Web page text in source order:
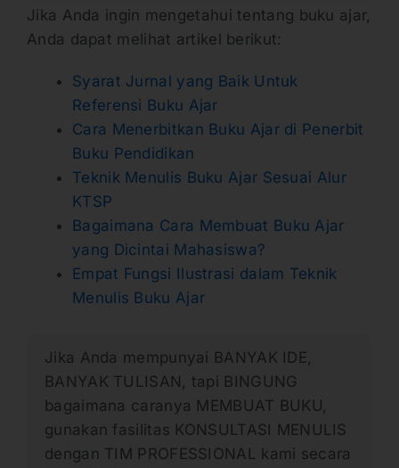
Jika Anda ingin mengetahui tentang buku ajar,
Anda dapat melihat artikel berikut:
Syarat Jurnal yang Baik Untuk
Referensi Buku Ajar
Cara Menerbitkan Buku Ajar di Penerbit
Buku Pendidikan
Teknik Menulis Buku Ajar Sesuai Alur
KTSP
Bagaimana Cara Membuat Buku Ajar
yang Dicintai Mahasiswa?
Empat Fungsi Ilustrasi dalam Teknik
Menulis Buku Ajar
Jika Anda mempunyai BANYAK IDE,
BANYAK TULISAN, tapi BINGUNG
bagaimana caranya MEMBUAT BUKU,
gunakan fasilitas KONSULTASI MENULIS
dengan TIM PROFESSIONAL kami secara